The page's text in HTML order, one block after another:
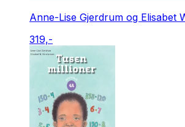
Anne-Lise Gjerdrum og Elisabet
319,-